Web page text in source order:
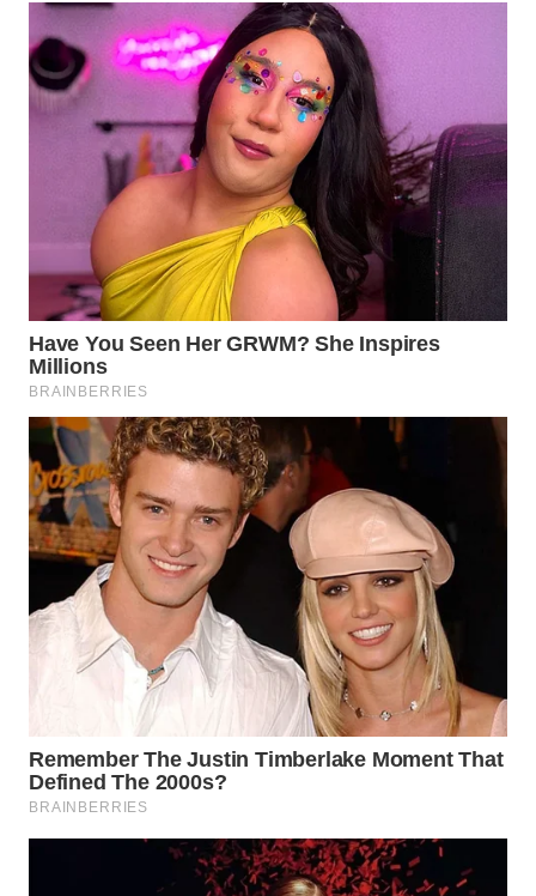
PAKPAK
WN
KARAWANG
BEKASI
WN
BOGOR
WN
WN
TAPANULI
UTARA
WN
SAMOSIR
WN
WN
SUMEDANG